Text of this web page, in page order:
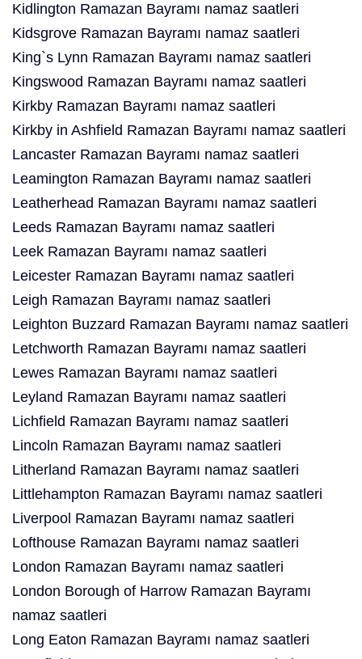
Kidlington Ramazan Bayramı namaz saatleri
Kidsgrove Ramazan Bayramı namaz saatleri
King`s Lynn Ramazan Bayramı namaz saatleri
Kingswood Ramazan Bayramı namaz saatleri
Kirkby Ramazan Bayramı namaz saatleri
Kirkby in Ashfield Ramazan Bayramı namaz saatleri
Lancaster Ramazan Bayramı namaz saatleri
Leamington Ramazan Bayramı namaz saatleri
Leatherhead Ramazan Bayramı namaz saatleri
Leeds Ramazan Bayramı namaz saatleri
Leek Ramazan Bayramı namaz saatleri
Leicester Ramazan Bayramı namaz saatleri
Leigh Ramazan Bayramı namaz saatleri
Leighton Buzzard Ramazan Bayramı namaz saatleri
Letchworth Ramazan Bayramı namaz saatleri
Lewes Ramazan Bayramı namaz saatleri
Leyland Ramazan Bayramı namaz saatleri
Lichfield Ramazan Bayramı namaz saatleri
Lincoln Ramazan Bayramı namaz saatleri
Litherland Ramazan Bayramı namaz saatleri
Littlehampton Ramazan Bayramı namaz saatleri
Liverpool Ramazan Bayramı namaz saatleri
Lofthouse Ramazan Bayramı namaz saatleri
London Ramazan Bayramı namaz saatleri
London Borough of Harrow Ramazan Bayramı
namaz saatleri
Long Eaton Ramazan Bayramı namaz saatleri